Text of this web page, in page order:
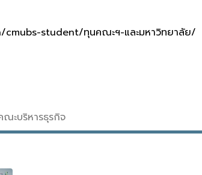
cmubs-student/ทุนคณะฯ-และมหาวิทยาลัย/
ะบริหารธุรกิจ